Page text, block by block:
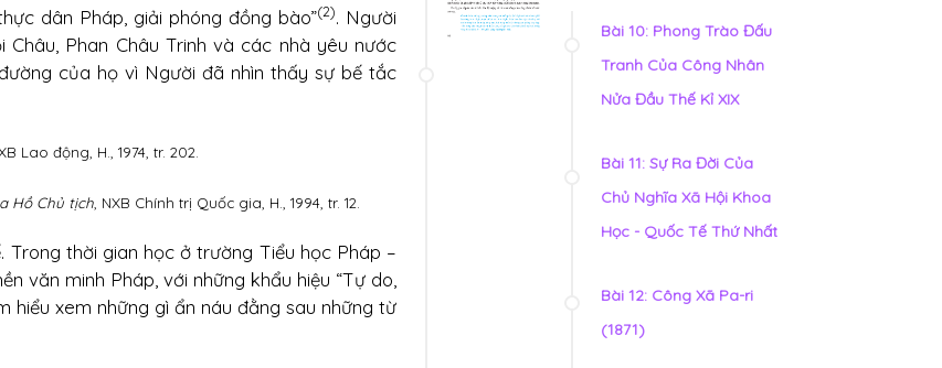
dân Pháp, giải phóng đồng bào”(2). Người
Phan Châu Trinh và các nhà yêu nước
của họ vì Người đã nhìn thấy sự bế tắc
Lao động, H., 1974, tr. 202.
Hồ Chủ tịch , NXB Chính trị Quốc gia, H., 1994, tr. 12.
thời gian học ở trường Tiểu học Pháp –
văn minh Pháp, với những khẩu hiệu “Tự do,
hiểu xem những gì ẩn náu đằng sau những từ
Bài 10: Phong Trào Đấu
Tranh Của Công Nhân
Nửa Đầu Thế Kỉ XIX
Bài 11: Sự Ra Đời Của
Chủ Nghĩa Xã Hội Khoa
Học - Quốc Tế Thứ Nhất
Bài 12: Công Xã Pa-ri
(1871)